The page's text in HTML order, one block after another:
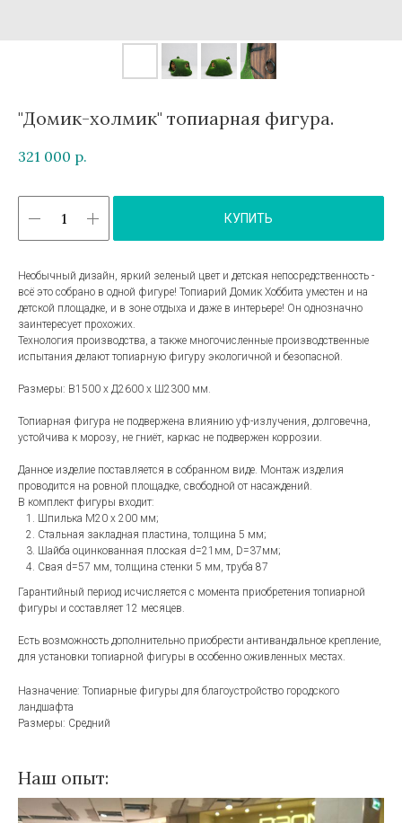
"Домик-холмик" топиарная фигура.
321 000 р.
КУПИТЬ
Необычный дизайн, яркий зеленый цвет и детская непосредственность -
всё это собрано в одной фигуре! Топиарий Домик Хоббита уместен и на
детской площадке, и в зоне отдыха и даже в интерьере! Он однозначно
заинтересует прохожих.
Технология производства, а также многочисленные производственные
испытания делают топиарную фигуру экологичной и безопасной.
Размеры: В1500 х Д2600 х Ш2300 мм.
Топиарная фигура не подвержена влиянию уф-излучения, долговечна,
устойчива к морозу, не гниёт, каркас не подвержен коррозии.
Данное изделие поставляется в собранном виде. Монтаж изделия
проводится на ровной площадке, свободной от насаждений.
В комплект фигуры входит:
Шпилька М20 х 200 мм;
Стальная закладная пластина, толщина 5 мм;
Шайба оцинкованная плоская d=21мм, D=37мм;
Свая d=57 мм, толщина стенки 5 мм, труба 87
Гарантийный период исчисляется с момента приобретения топиарной
фигуры и составляет 12 месяцев.
Есть возможность дополнительно приобрести антивандальное крепление,
для установки топиарной фигуры в особенно оживленных местах.
Назначение: Топиарные фигуры для благоустройство городского
ландшафта
Размеры: Средний
Наш опыт: